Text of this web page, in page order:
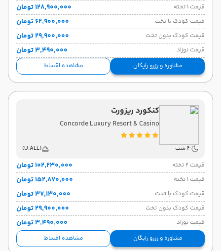
قیمت 1 تخته ۱۲۸٬۹۰۰٬۰۰۰ تومان
قیمت کودک با تخت ۶۲٬۹۰۰٬۰۰۰ تومان
قیمت کودک بدون تخت ۲۹٬۹۰۰٬۰۰۰ تومان
قیمت نوزاد ۳٬۴۹۰٬۰۰۰ تومان
مشاوره و رزرو رایگان مشاهده اقساط
کنکورد ریزورت
Concorde Luxury Resort & Casino
4 شب
(U.ALL)
قیمت 2 تخته
۱۰۲٬۲۳۰٬۰۰۰ تومان
قیمت 1 تخته ۱۵۲٬۸۷۰٬۰۰۰ تومان
قیمت کودک با تخت ۳۷٬۱۳۰٬۰۰۰ تومان
قیمت کودک بدون تخت ۲۹٬۹۰۰٬۰۰۰ تومان
قیمت نوزاد ۳٬۴۹۰٬۰۰۰ تومان
مشاوره و رزرو رایگان مشاهده اقساط